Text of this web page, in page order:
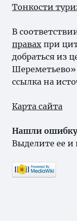
Тонкости
В
правах при
добраться из
ссылка на
Карта сайта
Нашли
Выделите ее